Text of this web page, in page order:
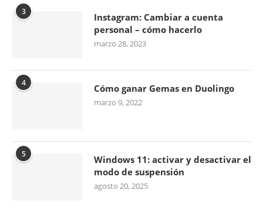
3
Instagram: Cambiar a cuenta
personal – cómo hacerlo
marzo 28, 2023
4 Cómo ganar Gemas en Duolingo
marzo 9, 2022
5
Windows 11: activar y desactivar el
modo de suspensión
agosto 20, 2025